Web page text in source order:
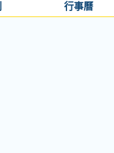
行事曆